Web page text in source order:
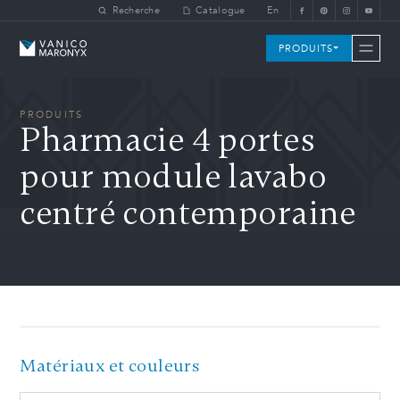
Skip to main contentRecherche Catalogue En
Vanico-Maronyx PRODUITS
PRODUITS
Pharmacie 4 portes
pour module lavabo
centré contemporaine
Matériaux et couleurs